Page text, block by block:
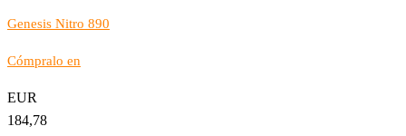
Genesis Nitro 890
Cómpralo en
EUR
184,78